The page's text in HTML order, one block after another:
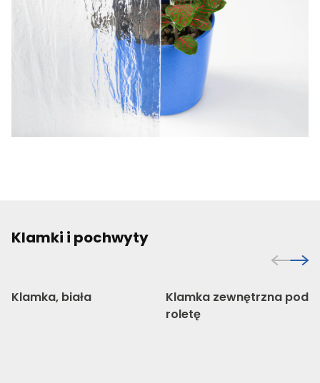
Klamki i pochwyty
Klamka, biała
Klamka zewnętrzna pod
roletę